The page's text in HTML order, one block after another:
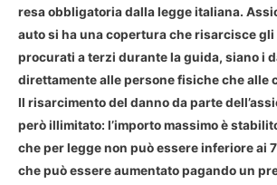
resa obbligatoria dalla legge italiana.
auto si ha una copertura che risarcisce
procurati a terzi durante la guida, siano i
direttamente alle persone fisiche che alle
Il risarcimento del danno da parte
però illimitato: l’importo massimo è
che per legge non può essere inferiore ai
che può essere aumentato pagando un